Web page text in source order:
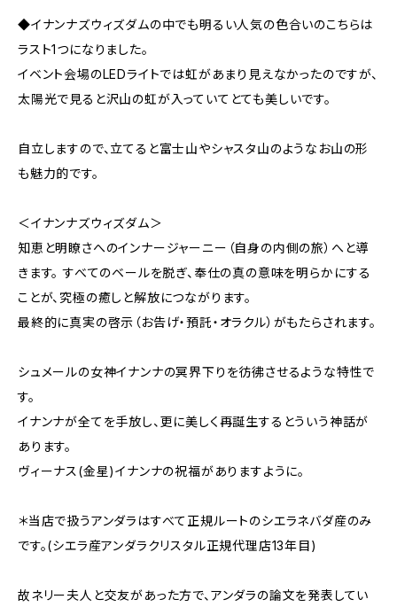
◆イナンナズウィズダムの中でも明るい人気の色合いのこちらは
ラスト1つになりました。
イベント会場のLEDライトでは虹があまり見えなかったのですが、
太陽光で見ると沢山の虹が入っていてとても美しいです。
自立しますので、立てると富士山やシャスタ山のようなお山の形
も魅力的です。
＜イナンナズウィズダム＞
知恵と明瞭さへのインナージャーニー（自身の内側の旅）へと導
きます。 すべてのベールを脱ぎ、奉仕の真の意味を明らかにする
ことが、究極の癒しと解放につながります。
最終的に真実の啓示（お告げ・預託・オラクル）がもたらされます。
シュメールの女神イナンナの冥界下りを彷彿させるような特性で
す。
イナンナが全てを手放し、更に美しく再誕生するとういう神話が
あります。
ヴィーナス(金星)イナンナの祝福がありますように。
＊当店で扱うアンダラはすべて正規ルートのシエラネバダ産のみ
です。(シエラ産アンダラクリスタル正規代理店13年目)
故ネリー夫人と交友があった方で、アンダラの論文を発表してい